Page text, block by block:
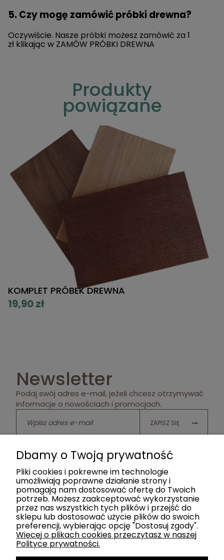
5. Czy mogę zamówić próbki drewna?
Oczywiście. Nasze próbki możesz zamówić za 1
zł klikając w ZAMÓW PRÓBKI DREWNA
Produkty
powiązane
KOMPLET PRÓBEK DREWNA
19,90 zł
Newsletter
Podaj swój adres e-mail, jeżeli chcesz otrzymywać
informacje o nowościach i promocjach.
ZAPISZ SIĘ
prywatności
POMOC
KATEGORIE
Dbamy o Twoją prywatność
Pliki cookies i pokrewne im technologie
umożliwiają poprawne działanie strony i
pomagają nam dostosować ofertę do Twoich
potrzeb. Możesz zaakceptować wykorzystanie
przez nas wszystkich tych plików i przejść do
sklepu lub dostosować użycie plików do swoich
preferencji, wybierając opcję "Dostosuj zgody".
Więcej o plikach cookies przeczytasz w naszej
Polityce prywatności.